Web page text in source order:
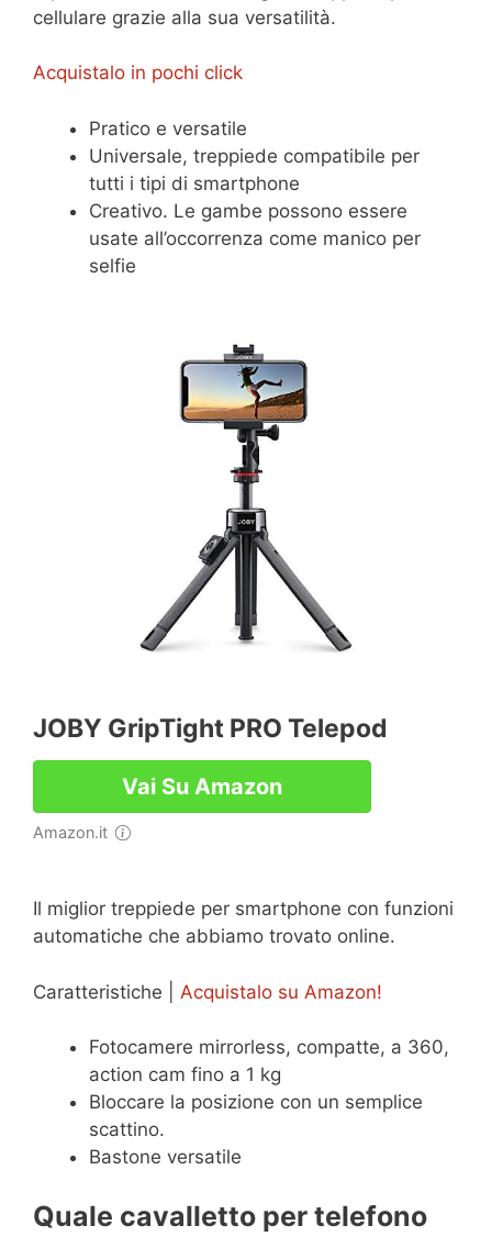
cellulare grazie alla sua versatilità.
Acquistalo in pochi click
Pratico e versatile
Universale, treppiede compatibile per
tutti i tipi di smartphone
Creativo. Le gambe possono essere
usate all’occorrenza come manico per
selfie
JOBY GripTight PRO Telepod
Vai Su Amazon
Amazon.it
Il miglior treppiede per smartphone con funzioni
automatiche che abbiamo trovato online.
Caratteristiche | Acquistalo su Amazon!
Fotocamere mirrorless, compatte, a 360,
action cam fino a 1 kg
Bloccare la posizione con un semplice
scattino.
Bastone versatile
Quale cavalletto per telefono